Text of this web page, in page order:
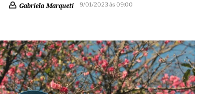
Gabriela Marqueti 9/01/2023 às 09:00